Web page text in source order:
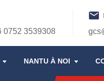
0752 3539308
NANTU À NOI